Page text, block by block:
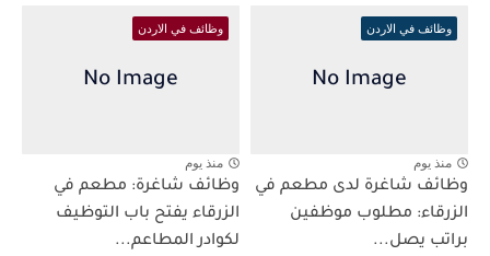
وظائف في الاردن
منذ يوم
وظائف شاغرة لدى مطعم في
الزرقاء: مطلوب موظفين
براتب يصل...
وظائف في الاردن
منذ يوم
وظائف شاغرة: مطعم في
الزرقاء يفتح باب التوظيف
لكوادر المطاعم...